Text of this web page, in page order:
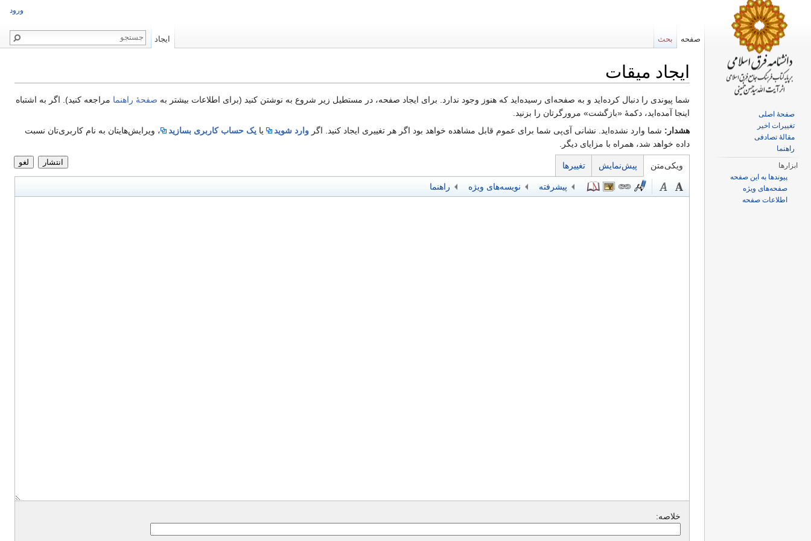
ایجاد میقات‌
شما پیوندی را دنبال کرده‌اید و به صفحه‌ای رسیده‌اید که هنوز وجود ندارد. برای ایجاد صفحه، در مستطیل زیر شروع به نوشتن کنید (برای اطلاعات بیشتر به صفحهٔ راهنما مراجعه کنید). اگر به اشتباه
اینجا آمده‌اید، دکمهٔ «بازگشت» مرورگرتان را بزنید.
هشدار: شما وارد نشده‌اید. نشانی آی‌پی شما برای عموم قابل مشاهده خواهد بود اگر هر تغییری ایجاد کنید. اگر وارد شوید یا یک حساب کاربری بسازید
، ویرایش‌هایتان به نام کاربری‌تان نسبت
داده خواهد شد، همراه با مزایای دیگر.
ویکی‌متن پیش‌نمایش تغییرها انتشار لغو
پیشرفته نویسه‌های ویژه راهنما
خلاصه:
ورود
بحث صفحه ایجاد
صفحهٔ اصلی
تغییرات اخیر
مقالهٔ تصادفی
راهنما
ابزارها
پیوندها به این صفحه
صفحه‌های ویژه
اطلاعات صفحه